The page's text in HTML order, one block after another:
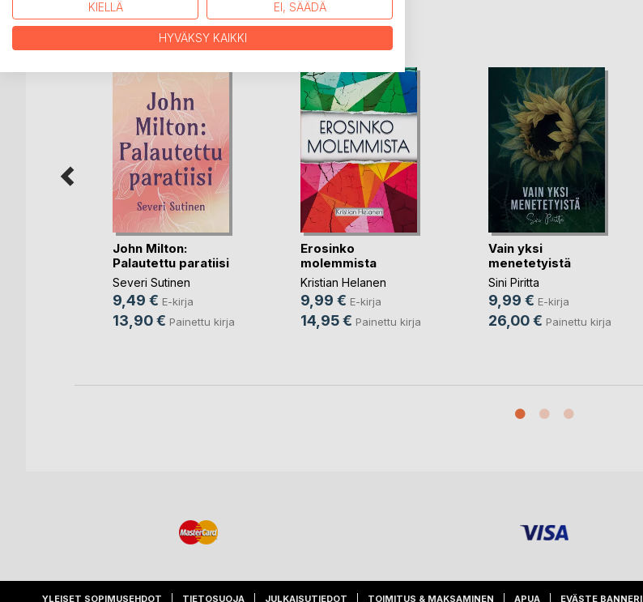
LISÄÄ KIRJOJA BoD:LLA
John Milton:
Palautettu paratiisi
Severi Sutinen
9,49 € E-kirja
13,90 € Painettu kirja
Erosinko
molemmista
Kristian Helanen
9,99 € E-kirja
14,95 € Painettu kirja
Vain yksi
menetetyistä
Sini Piritta
9,99 € E-kirja
26,00 € Painettu kirja
YLEISET SOPIMUSEHDOT TIETOSUOJA JULKAISUTIEDOT TOIMITUS & MAKSAMINEN APUA EVÄSTE BANNERI
KIELLÄ EI, SÄÄDÄ
HYVÄKSY KAIKKI